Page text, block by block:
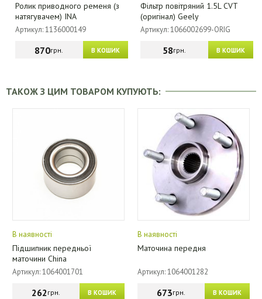
Ролик приводного ременя (з
натягувачем) INA
Артикул: 1136000149
В КОШИК
870грн.
Фільтр повітряний 1.5L CVT
(оригінал) Geely
Артикул: 1066002699-ORIG
В КОШИК
58грн.
ТАКОЖ З ЦИМ ТОВАРОМ КУПУЮТЬ:
В наявності
Підшипник передньої
маточини China
Артикул: 1064001701
В КОШИК
262грн.
В наявності
Маточина передня
Артикул: 1064001282
В КОШИК
673грн.